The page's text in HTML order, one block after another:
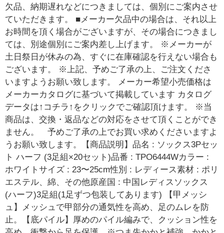
欠品、納期遅れなどにつきましては、個別にご案内させ
ていただきます。 ■メーカー欠品中の場合は、それ以上
お時間を頂く場合がございますが、その場合につきまし
ては、別途個別にご案内差し上げます。 ※メーカーが
土日祭日が休みの為、すぐに在庫確認を行えない場合も
ございます。 ※上記、予めご了承の上、ご注文くださ
いますようお願い致します。 メーカー希望小売価格は
メーカーカタログに基づいて掲載しています カタログ
データは↑コチラ↑をクリックでご確認頂けます。 ※当
商品は、交換・返品などの対応をさせて頂くことができ
ません。 予めご了承の上でお買い求めくださいますよ
うお願い致します。【商品説明】品名 : ソックス3Pセッ
ト ハーフ (3足組×20セット)品番 : TPO6444Wカラー :
ホワイトサイズ : 23〜25cm性別 : レディース素材 : ポリ
エステル、綿、その他原産国 : 中国レディスソックス
(ハーフ)3足組(1足ずつ包装してあります) 【甲メッシ
ュ】メッシュで甲部分の通気性を高め、足のムレを防
止。【底パイル】厚めのパイル編みで、クッション性を